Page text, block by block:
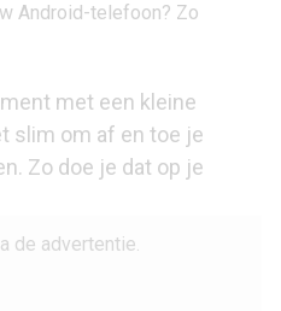
met een kleine
slim om af en toe je
Zo doe je dat op je
de advertentie.